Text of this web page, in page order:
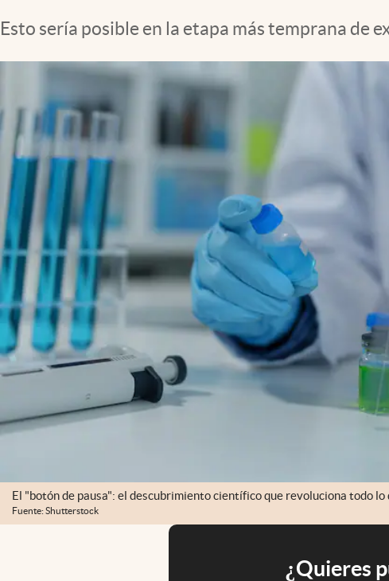
Esto sería posible en la etapa más temprana de
El "botón de pausa": el descubrimiento científico que revoluciona todo lo
Fuente: Shutterstock
¿Quieres